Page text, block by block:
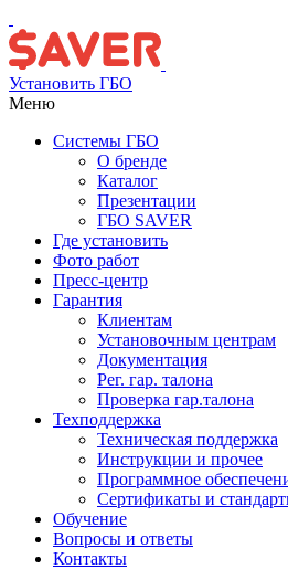
Установить ГБО
Меню
Системы ГБО
О бренде
Каталог
Презентации
ГБО SAVER
Где установить
Фото работ
Пресс-центр
Гарантия
Клиентам
Установочным центрам
Документация
Рег. гар. талона
Проверка гар.талона
Техподдержка
Техническая поддержка
Инструкции и прочее
Программное
Сертификаты и
Обучение
Вопросы и ответы
Контакты